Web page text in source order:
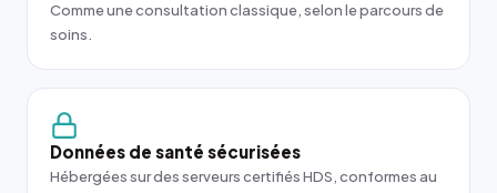
Comme une consultation classique, selon le parcours de
soins.
Données de santé sécurisées
Hébergées sur des serveurs certifiés HDS, conformes au